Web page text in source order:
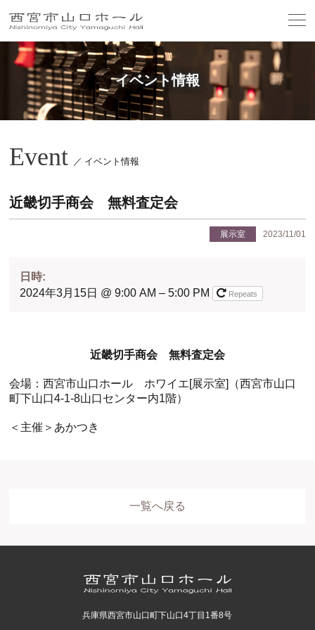
展示室
イベント情報
Event ／ イベント情報
近畿切手商会 無料査定会
展示室 2023/11/01
日時:
2024年3月15日 @ 9:00 AM – 5:00 PM
Repeats
近畿切手商会 無料査定会
会場：西宮市山口ホール ホワイエ[展示室]（西宮市山口
町下山口4-1-8山口センター内1階）
＜主催＞あかつき
一覧へ戻る
兵庫県西宮市山口町下山口4丁目1番8号